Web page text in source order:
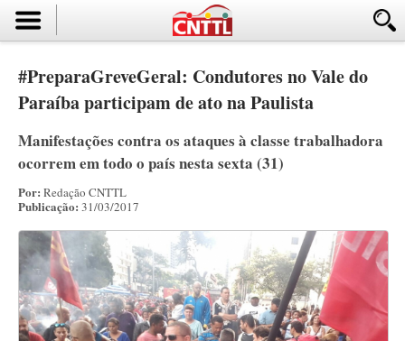
#PreparaGreveGeral: Condutores no Vale do
Paraíba participam de ato na Paulista
Manifestações contra os ataques à classe trabalhadora
ocorrem em todo o país nesta sexta (31)
Por: Redação CNTTL
Publicação: 31/03/2017